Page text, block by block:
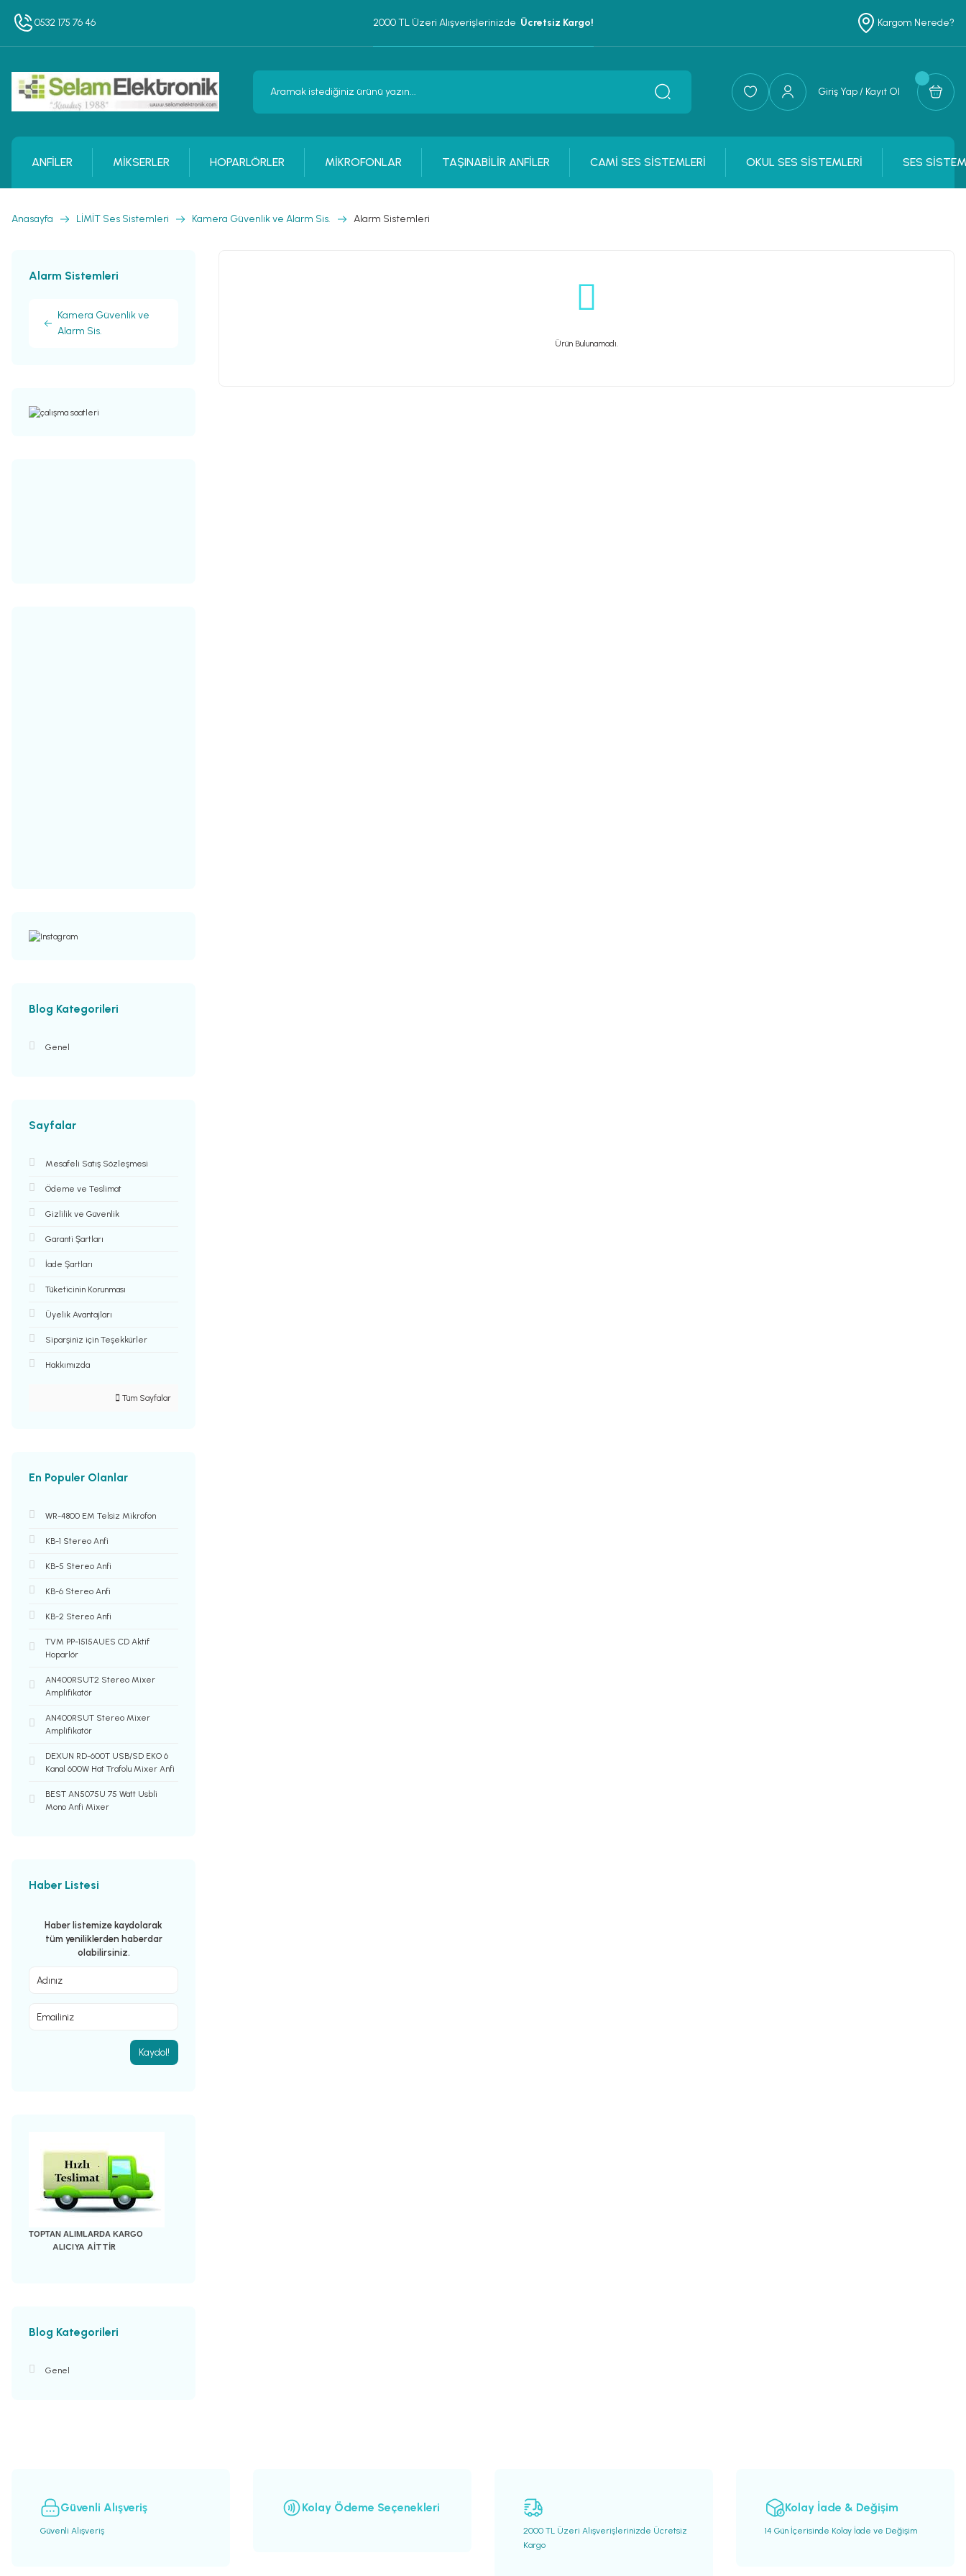
0532 175 76 46 2000 TL Üzeri Alışverişlerinizde Ücretsiz Kargo! Kargom Nerede?
Giriş Yap / Kayıt Ol
ANFİLER MİKSERLER HOPARLÖRLER MİKROFONLAR TAŞINABİLİR ANFİLER CAMİ SES SİSTEMLERİ OKUL SES SİSTEMLERİ SES
Anasayfa LİMİT Ses Sistemleri Kamera Güvenlik ve Alarm Sis. Alarm Sistemleri
Alarm Sistemleri
Kamera Güvenlik ve
Alarm Sis.
Blog Kategorileri
Genel
Sayfalar
Mesafeli Satış Sözleşmesi
Ödeme ve Teslimat
Gizlilik ve Güvenlik
Garanti Şartları
İade Şartları
Tüketicinin Korunması
Üyelik Avantajları
Siparşiniz için Teşekkürler
Hakkımızda
Tüm Sayfalar
En Populer Olanlar
WR-4800 EM Telsiz Mikrofon
KB-1 Stereo Anfi
KB-5 Stereo Anfi
KB-6 Stereo Anfi
KB-2 Stereo Anfi
TVM PP-1515AUES CD Aktif
Hoparlör
AN400RSUT2 Stereo Mixer
Amplifikatör
AN400RSUT Stereo Mixer
Amplifikatör
DEXUN RD-600T USB/SD EKO 6
Kanal 600W Hat Trafolu Mixer Anfi
BEST AN5075U 75 Watt Usbli
Mono Anfi Mixer
Haber Listesi
Haber listemize kaydolarak
tüm yeniliklerden haberdar
olabilirsiniz.
Kaydol!
TOPTAN ALIMLARDA KARGO
ALICIYA AİTTİR
Blog Kategorileri
Genel
Ürün Bulunamadı.
Güvenli Alışveriş
Güvenli Alışveriş
Kolay Ödeme Seçenekleri
2000 TL Üzeri Alışverişlerinizde Ücretsiz
Kargo
Kolay İade & Değişim
14 Gün İçerisinde Kolay İade ve Değişim